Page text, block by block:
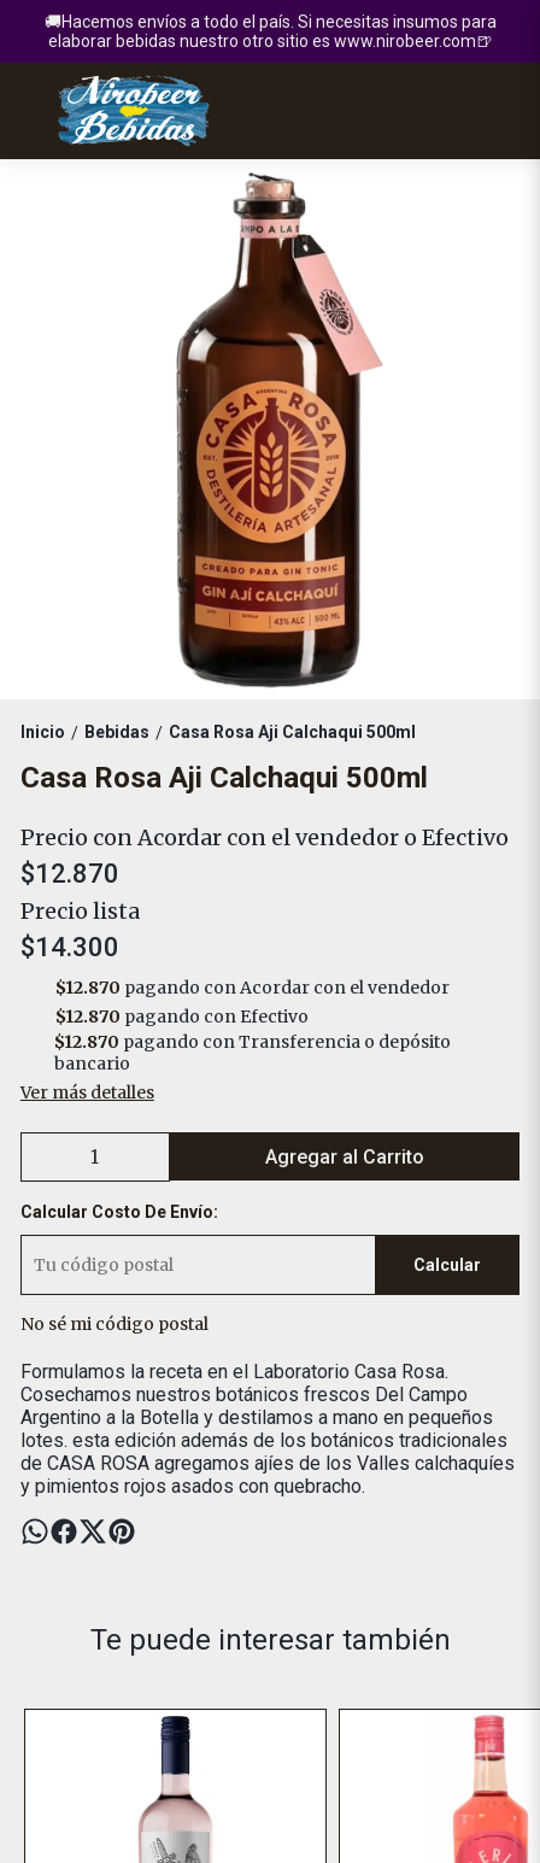
🚚Hacemos envíos a todo el país. Si necesitas insumos para
elaborar bebidas nuestro otro sitio es www.nirobeer.com🍺
Inicio / Bebidas / Casa Rosa Aji Calchaqui 500ml
Casa Rosa Aji Calchaqui 500ml
Precio con Acordar con el vendedor o Efectivo
$12.870
Precio lista
$14.300
$12.870 pagando con Acordar con el vendedor
$12.870 pagando con Efectivo
$12.870 pagando con Transferencia o depósito
bancario
Ver más detalles
Agregar al Carrito
Calcular Costo De Envío:
Calcular
No sé mi código postal
Formulamos la receta en el Laboratorio Casa Rosa.
Cosechamos nuestros botánicos frescos Del Campo
Argentino a la Botella y destilamos a mano en pequeños
lotes. esta edición además de los botánicos tradicionales
de CASA ROSA agregamos ajíes de los Valles calchaquíes
y pimientos rojos asados con quebracho.
Te puede interesar también